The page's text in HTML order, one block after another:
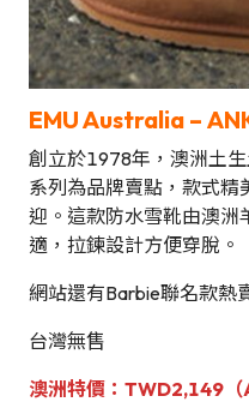
EMU Australia –
創立於1978年，澳洲土生
系列為品牌賣點，款式精
迎。這款防水雪靴由澳洲
適，拉鍊設計方便穿脫。
網站還有Barbie聯名款熱
台灣無售
澳洲特價： TWD2,149（